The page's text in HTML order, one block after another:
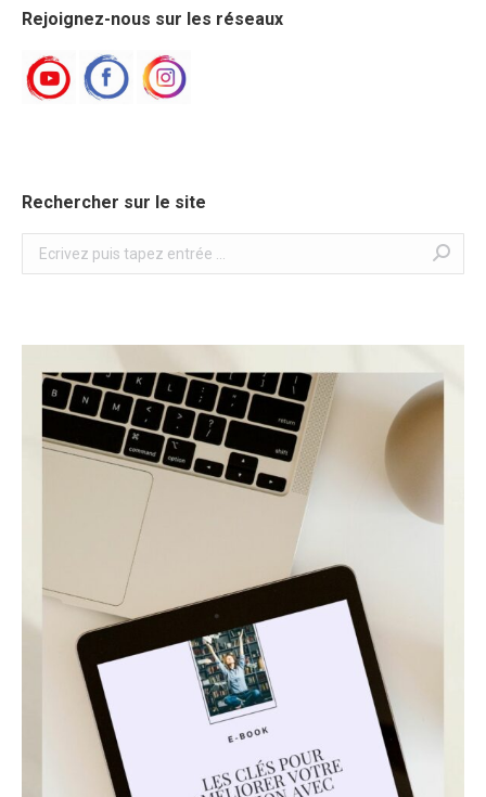
Rejoignez-nous sur les réseaux
Rechercher sur le site
Search: